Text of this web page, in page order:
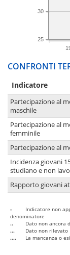
25
30
CONFRONTI
Indicatore
Partecipazione al
maschile
Partecipazione al
femminile
Partecipazione al
Incidenza giovani
studiano e non
Rapporto giovani
-
Indicatore non
denominatore
..
Dato non ancora
...
Dato non rilevato
....
La mancanza o